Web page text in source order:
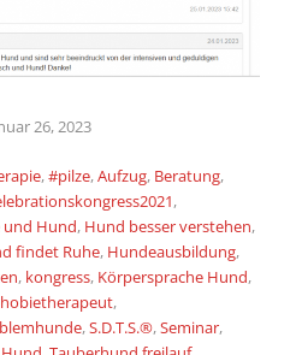
26, 2023
,#pilze,Aufzug, Beratung,
,
und Hund, Hund besser verstehen,
findet Ruhe, Hundeausbildung,
, kongress, Körpersprache Hund,
,
,S.D.T.S.®,Seminar,